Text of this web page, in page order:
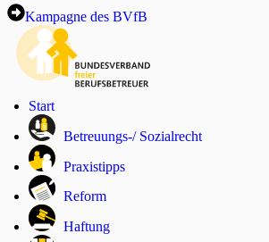
Kampagne des BVfB
Start
Betreuungs-/ Sozialrecht
Praxistipps
Reform
Haftung